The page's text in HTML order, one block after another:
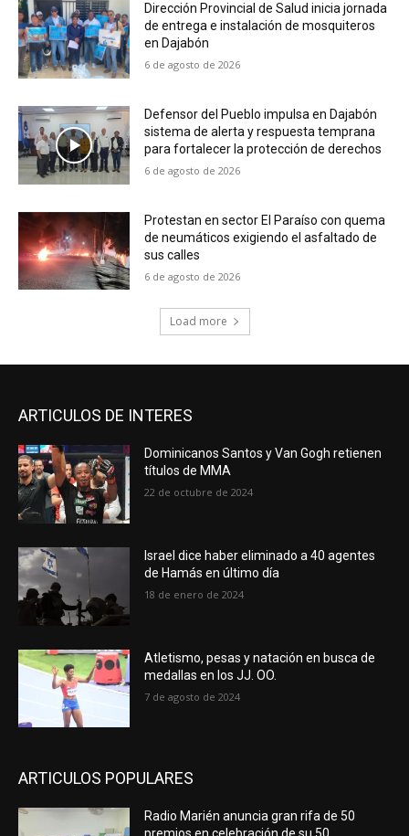
Dirección Provincial de Salud inicia jornada
de entrega e instalación de mosquiteros
en Dajabón
6 de agosto de 2026
Defensor del Pueblo impulsa en Dajabón
sistema de alerta y respuesta temprana
para fortalecer la protección de derechos
6 de agosto de 2026
Protestan en sector El Paraíso con quema
de neumáticos exigiendo el asfaltado de
sus calles
6 de agosto de 2026
Load more
ARTICULOS DE INTERES
Dominicanos Santos y Van Gogh retienen
títulos de MMA
22 de octubre de 2024
Israel dice haber eliminado a 40 agentes
de Hamás en último día
18 de enero de 2024
Atletismo, pesas y natación en busca de
medallas en los JJ. OO.
7 de agosto de 2024
ARTICULOS POPULARES
Radio Marién anuncia gran rifa de 50